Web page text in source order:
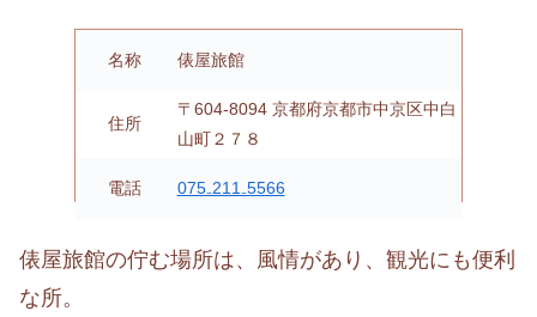
名称 俵屋旅館
住所
〒604-8094 京都府京都市中京区中白
山町２７８
電話 075₋211₋5566
俵屋旅館の佇む場所は、風情があり、観光にも便利
な所。